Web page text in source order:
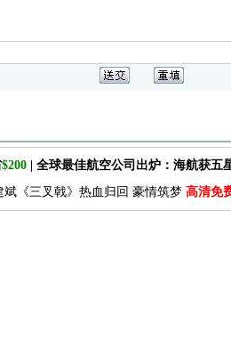
$200 | 全球最佳航空公司出炉：海航获五
《三叉戟》热血归回 豪情筑梦 高清免